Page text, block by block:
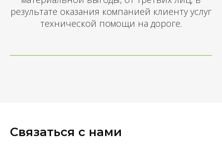
результате оказания компанией клиенту услуг
технической помощи на дороге.
Связаться с нами